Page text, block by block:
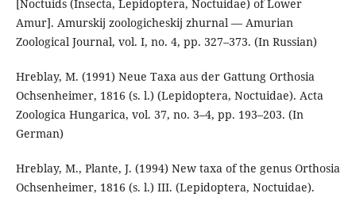
[Noctuids (Insecta, Lepidoptera, Noctuidae) of Lower
Amur]. Amurskij zoologicheskij zhurnal — Amurian
Zoological Journal, vol. I, no. 4, pp. 327–373. (In Russian)
Hreblay, M. (1991) Neue Taxa aus der Gattung Orthosia
Ochsenheimer, 1816 (s. l.) (Lepidoptera, Noctuidae). Acta
Zoologica Hungarica, vol. 37, no. 3–4, pp. 193–203. (In
German)
Hreblay, M., Plante, J. (1994) New taxa of the genus Orthosia
Ochsenheimer, 1816 (s. l.) III. (Lepidoptera, Noctuidae).